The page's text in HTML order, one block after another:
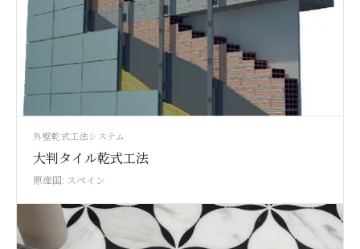
外壁乾式工法システム
大判タイル乾式工法
原産国: スペイン